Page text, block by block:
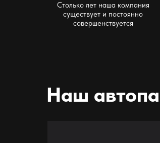
Столько лет наша компания
существует и постоянно
совершенствуется
Наш